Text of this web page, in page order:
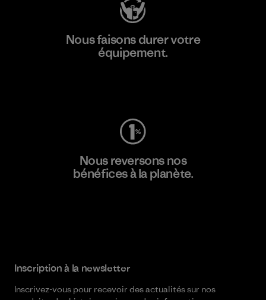
Nous faisons durer votre
équipement.
Nous reversons nos
bénéfices à la planète.
Inscription à la newsletter
Inscrivez-vous pour recevoir des actualités sur nos